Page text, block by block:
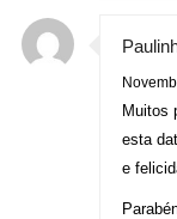
Muitos
esta
e